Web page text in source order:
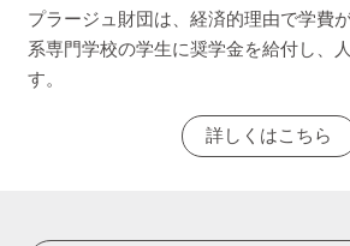
プラージュ財団は、経済的理由で学費
系専門学校の学生に奨学金を給付し、
す。
詳しくはこちら